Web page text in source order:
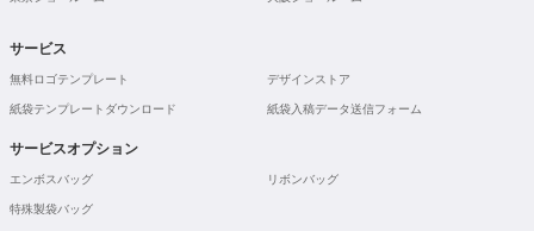
サービス
無料ロゴテンプレート デザインストア
紙袋テンプレートダウンロード 紙袋入稿データ送信フォーム
サービスオプション
エンボスバッグ リボンバッグ
特殊製袋バッグ